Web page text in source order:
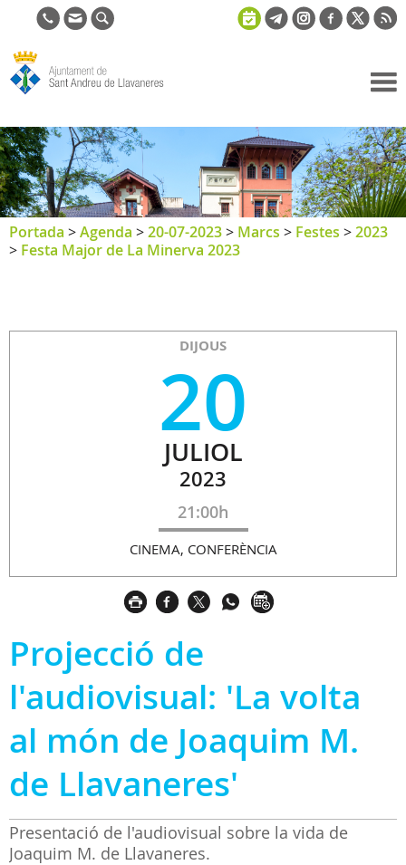
de Sant
Andreu de
Llavaneres
Portada >Agenda >20-07-2023> Marcs > Festes >2023
> Festa Major de La Minerva 2023
DIJOUS
20
JULIOL
2023
21:00h
CINEMA, CONFERÈNCIA
Projecció de
l'audiovisual: 'La volta
al món de Joaquim M.
de Llavaneres'
Presentació de l'audiovisual sobre la vida de
Joaquim M. de Llavaneres.